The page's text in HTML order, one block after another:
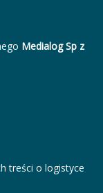
Medialog Sp z
treści o logistyce